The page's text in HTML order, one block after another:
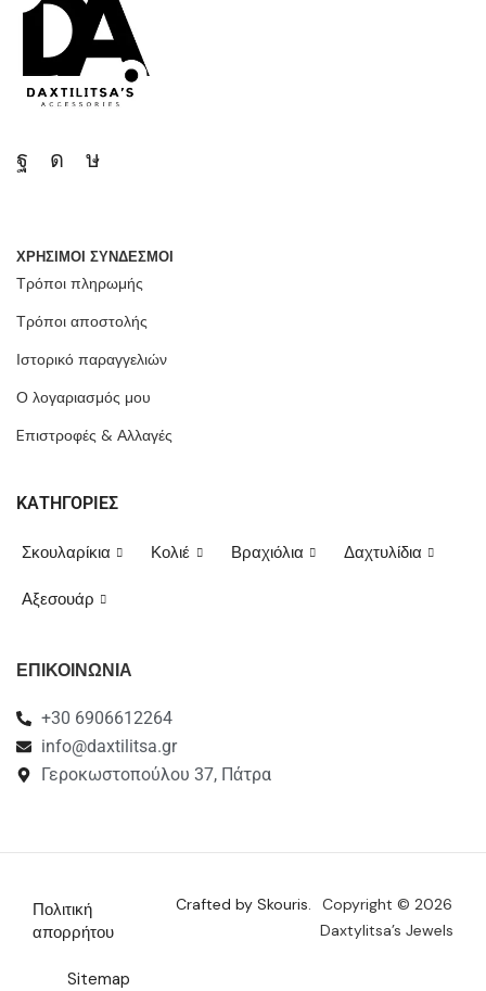
ΧΡΗΣΙΜΟΙ ΣΥΝΔΕΣΜΟΙ
Τρόποι πληρωμής
Τρόποι αποστολής
Ιστορικό παραγγελιών
Ο λογαριασμός μου
Eπιστροφές & Αλλαγές
ΚΑΤΗΓΟΡΙΕΣ
Σκουλαρίκια Κολιέ Βραχιόλια Δαχτυλίδια
Αξεσουάρ
ΕΠΙΚΟΙΝΩΝΙΑ
+30 6906612264
info@daxtilitsa.gr
Γεροκωστοπούλου 37, Πάτρα
Πολιτική
απορρήτου
Sitemap
Crafted by Skouris.
Copyright © 2026
Daxtylitsa’s Jewels